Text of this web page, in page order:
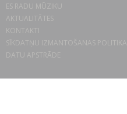
ES RADU MŪZIKU
AKTUALITĀTES
KONTAKTI
SĪKDATŅU IZMANTOŠANAS POLITIKA
DATU APSTRĀDE